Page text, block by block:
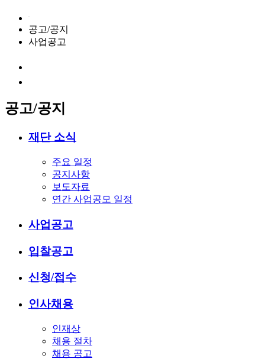
공고/공지
사업공고
공고/공지
재단 소식
주요 일정
공지사항
보도자료
연간 사업공모 일정
사업공고
입찰공고
신청/접수
인사채용
인재상
채용 절차
채용 공고